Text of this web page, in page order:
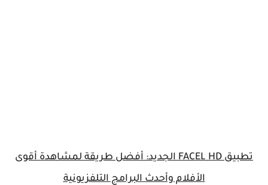
تطبيق FACEL HD الجديد: أفضل طريقة لمشاهدة أقوى
الأفلام وأحدث البرامج التلفزيونية